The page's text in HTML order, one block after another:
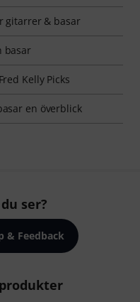
gitarrer & basar
basar
Kelly Picks
en överblick
ser?
& Feedback